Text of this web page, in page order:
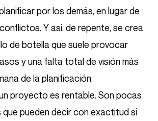
por los demás, en lugar de
Y así, de repente, se crea
de botella que suele provocar
y una falta total de visión más
de la planificación.
proyecto es rentable. Son pocas
que pueden decir con exactitud si